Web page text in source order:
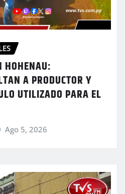
HOHENAU:
A PRODUCTOR Y
UTILIZADO PARA EL
Ago 5, 2026